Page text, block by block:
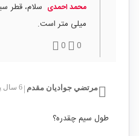
محمد احمدی
میلی متر است.
0
0
مرتضي جواديان مقدم 6 سال پیش
طول سیم چقدره؟